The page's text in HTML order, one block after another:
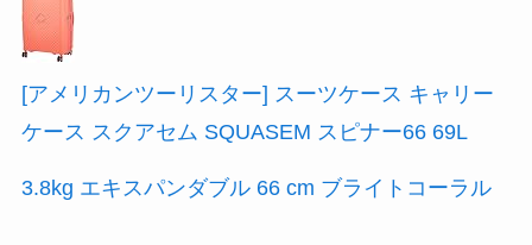
[アメリカンツーリスター] スーツケース キャリー
ケース スクアセム SQUASEM スピナー66 69L
3.8kg エキスパンダブル 66 cm ブライトコーラル